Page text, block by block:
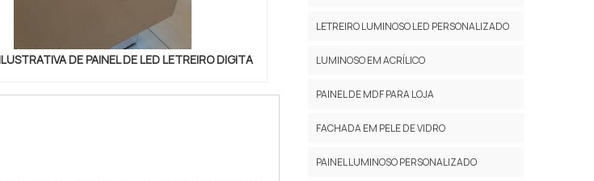
DE PAINEL DE LED LETREIRO DIGITA
LETREIRO LUMINOSO LED PERSONALIZADO
LUMINOSO EM ACRÍLICO
PAINEL DE MDF PARA LOJA
FACHADA EM PELE DE VIDRO
PAINEL LUMINOSO PERSONALIZADO